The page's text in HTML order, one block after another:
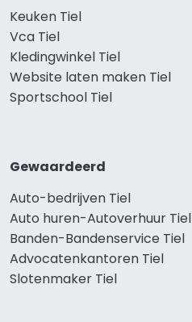
Keuken Tiel
Vca Tiel
Kledingwinkel Tiel
Website laten maken Tiel
Sportschool Tiel
Gewaardeerd
Auto-bedrijven Tiel
Auto huren-Autoverhuur Tiel
Banden-Bandenservice Tiel
Advocatenkantoren Tiel
Slotenmaker Tiel